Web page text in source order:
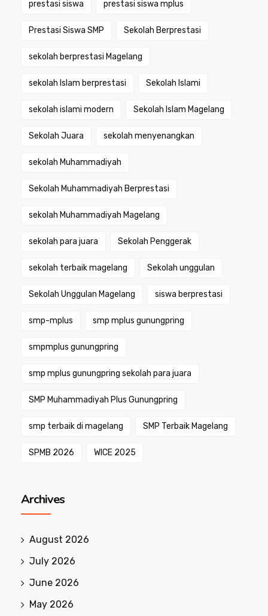
prestasi siswa prestasi siswa mplus
Prestasi Siswa SMP Sekolah Berprestasi
sekolah berprestasi Magelang
sekolah Islam berprestasi Sekolah Islami
sekolah islami modern Sekolah Islam Magelang
Sekolah Juara sekolah menyenangkan
sekolah Muhammadiyah
Sekolah Muhammadiyah Berprestasi
sekolah Muhammadiyah Magelang
sekolah para juara Sekolah Penggerak
sekolah terbaik magelang Sekolah unggulan
Sekolah Unggulan Magelang siswa berprestasi
smp-mplus smp mplus gunungpring
smpmplus gunungpring
smp mplus gunungpring sekolah para juara
SMP Muhammadiyah Plus Gunungpring
smp terbaik di magelang SMP Terbaik Magelang
SPMB 2026 WICE 2025
Archives
August 2026
July 2026
June 2026
May 2026